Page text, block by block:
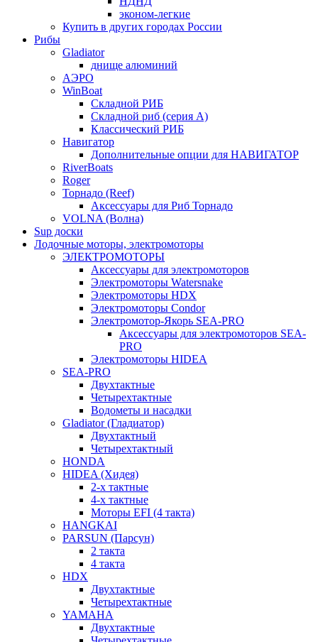
эконом-легкие
Купить в других городах России
Рибы
Gladiator
днище алюминий
АЭРО
WinBoat
Складной РИБ
Складной риб (серия А)
Классический РИБ
Навигатор
Дополнительные опции для НАВИГАТОР
RiverBoats
Roger
Торнадо (Reef)
Аксессуары для Риб Торнадо
VOLNA (Волна)
Sup доски
Лодочные моторы, электромоторы
ЭЛЕКТРОМОТОРЫ
Аксессуары для электромоторов
Электромоторы Watersnake
Электромоторы HDX
Электромоторы Condor
Электромотор-Якорь SEA-PRO
Аксессуары для электромоторов SEA-
PRO
Электромоторы HIDEA
SEA-PRO
Двухтактные
Четырехтактные
Водометы и насадки
Gladiator (Гладиатор)
Двухтактный
Четырехтактный
HONDA
HIDEA (Хидея)
2-х тактные
4-х тактные
Моторы EFI (4 такта)
HANGKAI
PARSUN (Парсун)
2 такта
4 такта
HDX
Двухтактные
Четырехтактные
YAMAHA
Двухтактные